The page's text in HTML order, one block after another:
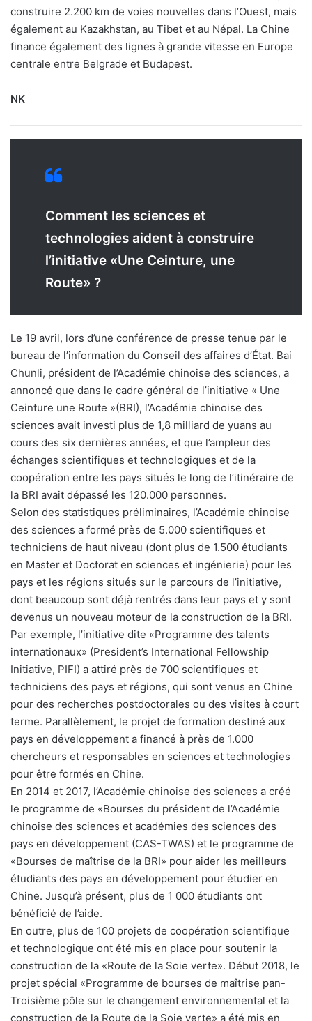
construire 2.200 km de voies nouvelles dans l’Ouest, mais
également au Kazakhstan, au Tibet et au Népal. La Chine
finance également des lignes à grande vitesse en Europe
centrale entre Belgrade et Budapest.
NK
Comment les sciences et
technologies aident à construire
l’initiative «Une Ceinture, une
Route» ?
Le 19 avril, lors d’une conférence de presse tenue par le
bureau de l’information du Conseil des affaires d’État. Bai
Chunli, président de l’Académie chinoise des sciences, a
annoncé que dans le cadre général de l’initiative « Une
Ceinture une Route »(BRI), l’Académie chinoise des
sciences avait investi plus de 1,8 milliard de yuans au
cours des six dernières années, et que l’ampleur des
échanges scientifiques et technologiques et de la
coopération entre les pays situés le long de l’itinéraire de
la BRI avait dépassé les 120.000 personnes.
Selon des statistiques préliminaires, l’Académie chinoise
des sciences a formé près de 5.000 scientifiques et
techniciens de haut niveau (dont plus de 1.500 étudiants
en Master et Doctorat en sciences et ingénierie) pour les
pays et les régions situés sur le parcours de l’initiative,
dont beaucoup sont déjà rentrés dans leur pays et y sont
devenus un nouveau moteur de la construction de la BRI.
Par exemple, l’initiative dite «Programme des talents
internationaux» (President’s International Fellowship
Initiative, PIFI) a attiré près de 700 scientifiques et
techniciens des pays et régions, qui sont venus en Chine
pour des recherches postdoctorales ou des visites à court
terme. Parallèlement, le projet de formation destiné aux
pays en développement a financé à près de 1.000
chercheurs et responsables en sciences et technologies
pour être formés en Chine.
En 2014 et 2017, l’Académie chinoise des sciences a créé
le programme de «Bourses du président de l’Académie
chinoise des sciences et académies des sciences des
pays en développement (CAS-TWAS) et le programme de
«Bourses de maîtrise de la BRI» pour aider les meilleurs
étudiants des pays en développement pour étudier en
Chine. Jusqu’à présent, plus de 1 000 étudiants ont
bénéficié de l’aide.
En outre, plus de 100 projets de coopération scientifique
et technologique ont été mis en place pour soutenir la
construction de la «Route de la Soie verte». Début 2018, le
projet spécial «Programme de bourses de maîtrise pan-
Troisième pôle sur le changement environnemental et la
construction de la Route de la Soie verte» a été mis en